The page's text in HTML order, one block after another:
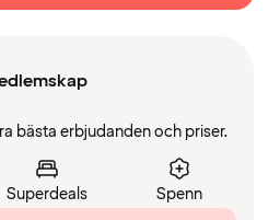
bästa erbjudanden och priser.
Superdeals Spenn